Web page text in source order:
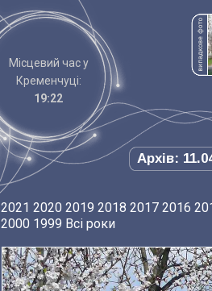
Місцевий час у
Кременчуці:
19:22
Архів:
2021 2020 2019 2018 2017 2016
2000 1999 Всі роки